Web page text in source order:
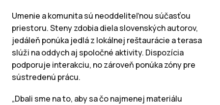
Umenie a komunita sú neoddeliteľnou súčasťou
priestoru. Steny zdobia diela slovenských autorov,
jedáleň ponúka jedlá z lokálnej reštaurácie a terasa
slúži na oddych aj spoločné aktivity. Dispozícia
podporuje interakciu, no zároveň ponúka zóny pre
sústredenú prácu.
„Dbali sme na to, aby sa čo najmenej materiálu